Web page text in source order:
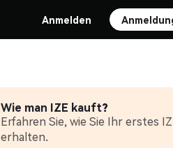
Anmelden
Wie man IZE kauft?
Erfahren Sie, wie Sie Ihr erstes
erhalten.